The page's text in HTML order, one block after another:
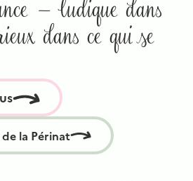
— ludique dans
dans ce qui se
la Périnat